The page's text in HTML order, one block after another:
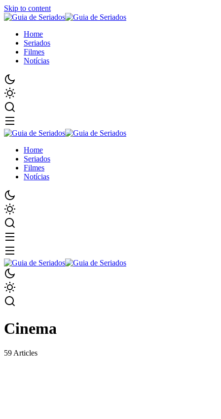
Skip to content
Home
Seriados
Filmes
Notícias
Home
Seriados
Filmes
Notícias
Cinema
59 Articles